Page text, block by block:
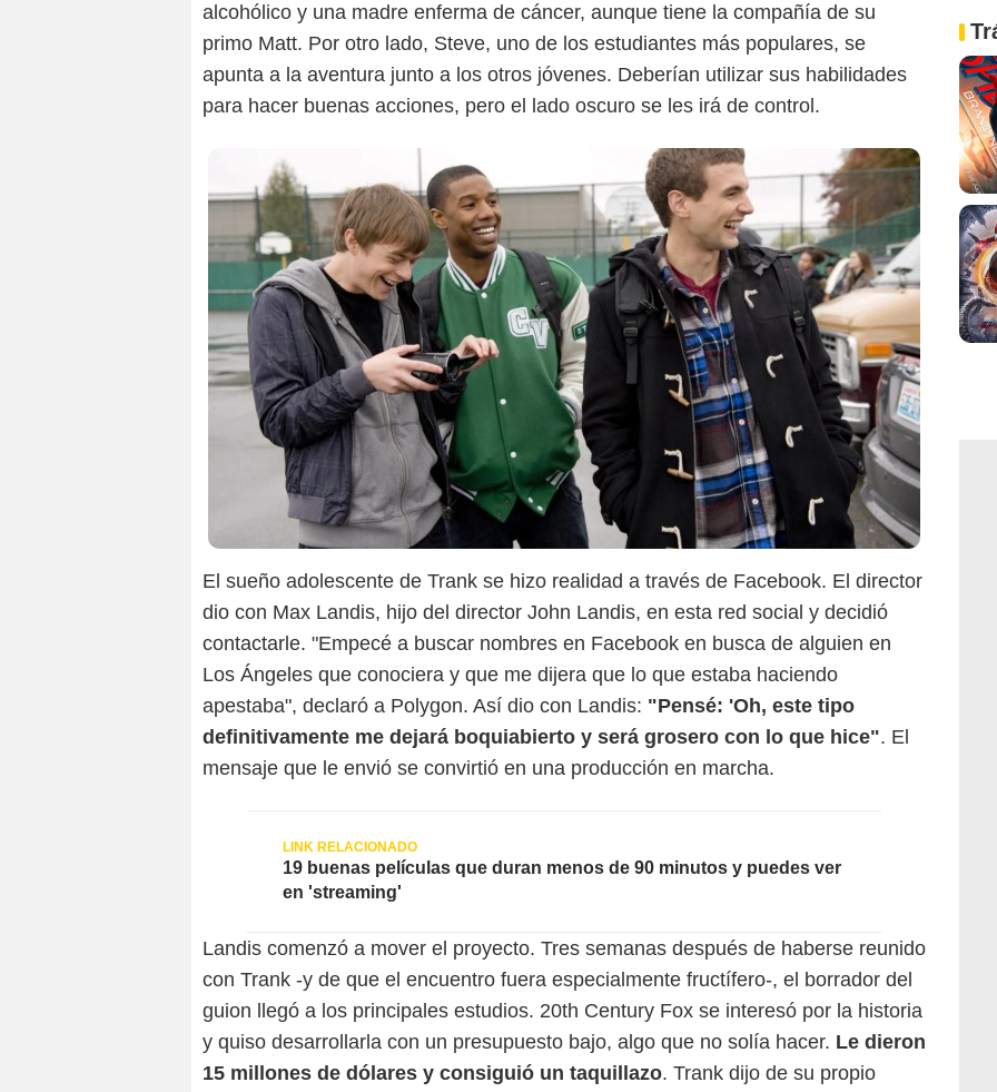
alcohólico y una madre enferma de cáncer, aunque tiene la compañía de su
primo Matt. Por otro lado, Steve, uno de los estudiantes más populares, se
apunta a la aventura junto a los otros jóvenes. Deberían utilizar sus habilidades
para hacer buenas acciones, pero el lado oscuro se les irá de control.
El sueño adolescente de Trank se hizo realidad a través de Facebook. El director
dio con Max Landis, hijo del director John Landis, en esta red social y decidió
contactarle. "Empecé a buscar nombres en Facebook en busca de alguien en
Los Ángeles que conociera y que me dijera que lo que estaba haciendo
apestaba", declaró a Polygon. Así dio con Landis: "Pensé: 'Oh, este tipo
definitivamente me dejará boquiabierto y será grosero con lo que hice". El
mensaje que le envió se convirtió en una producción en marcha.
19 buenas películas que duran menos de 90 minutos y puedes ver
en 'streaming'
Landis comenzó a mover el proyecto. Tres semanas después de haberse reunido
con Trank -y de que el encuentro fuera especialmente fructífero-, el borrador del
guion llegó a los principales estudios. 20th Century Fox se interesó por la historia
y quiso desarrollarla con un presupuesto bajo, algo que no solía hacer. Le dieron
15 millones de dólares y consiguió un taquillazo. Trank dijo de su propio